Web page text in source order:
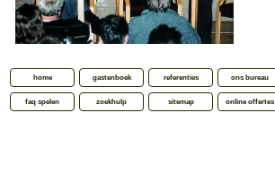
home gastenboek referenties ons bureau
faq spelen zoekhulp sitemap online offertes